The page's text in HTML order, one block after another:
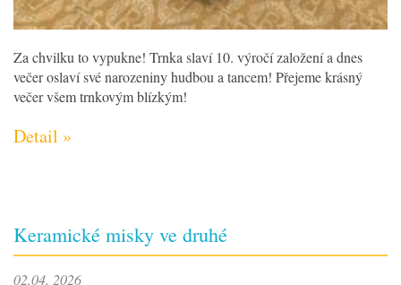
Za chvilku to vypukne! Trnka slaví 10. výročí založení a dnes
večer oslaví své narozeniny hudbou a tancem! Přejeme krásný
večer všem trnkovým blízkým!
Detail »
Keramické misky ve druhé
02.04. 2026